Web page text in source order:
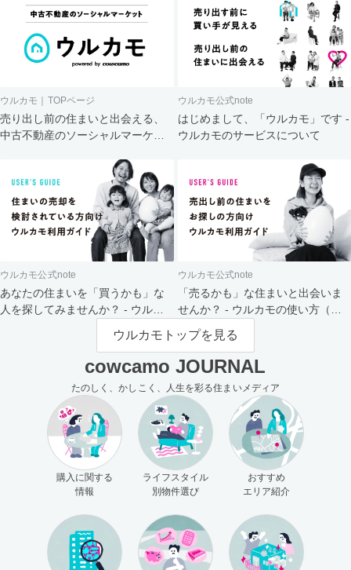
ウルカモ｜TOPページ
売り出し前の住まいと出会える、
中古不動産のソーシャルマーケッ
ウルカモ公式note
はじめまして、「ウルカモ」です -
ウルカモのサービスについて
ウルカモ公式note
あなたの住まいを「買うかも」な
人を探してみませんか？ - ウルカ
ウルカモ公式note
「売るかも」な住まいと出会いま
せんか？ - ウルカモの使い方（買
主さま向け）
ウルカモトップを見る
cowcamo JOURNAL
たのしく、かしこく、人生を彩る住まいメディア
購入に関する
情報
ライフスタイル
別物件選び
おすすめ
エリア紹介